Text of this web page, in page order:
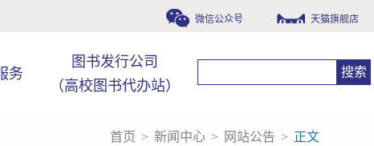
微信公众号 天猫旗舰店
务
图书发行公司
（高校图书代办站）
首页 > 新闻中心 > 网站公告 > 正文